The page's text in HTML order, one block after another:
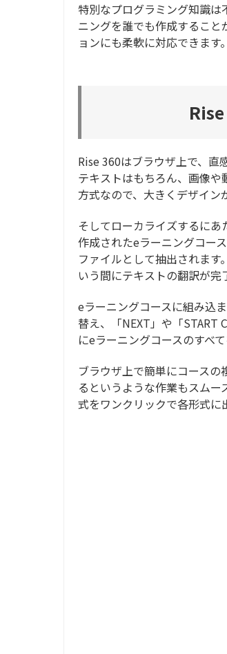
特別なプログラミング知識
ニングを誰でも作成するこ
ョンにも柔軟に対応できます。
Rise 360はブラウザ上で、直
テキストはもちろん、画像
方式なので、大きくデザイン
そしてローカライズするにあ
作成されたeラーニングコー
ファイルとして抽出されま
いう間にテキストの翻訳が完
eラーニングコースに組み込
替え、「NEXT」や「START
にeラーニングコースのすべ
ブラウザ上で簡単にコース
るというような作業もスム
式をワンクリックで各形式に